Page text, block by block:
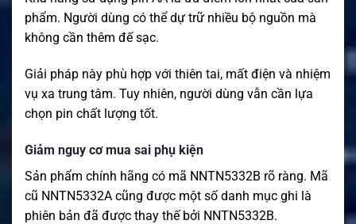
phẩm. Người dùng có thể dự trữ nhiều bộ nguồn mà
không cần thêm đế sạc.
Giải pháp này phù hợp với thiên tai, mất điện và nhiệm
vụ xa trung tâm. Tuy nhiên, người dùng vẫn cần lựa
chọn pin chất lượng tốt.
Giảm nguy cơ mua sai phụ kiện
Sản phẩm chính hãng có mã NNTN5332B rõ ràng. Mã
cũ NNTN5332A cũng được một số danh mục ghi là
phiên bản đã được thay thế bởi NNTN5332B.